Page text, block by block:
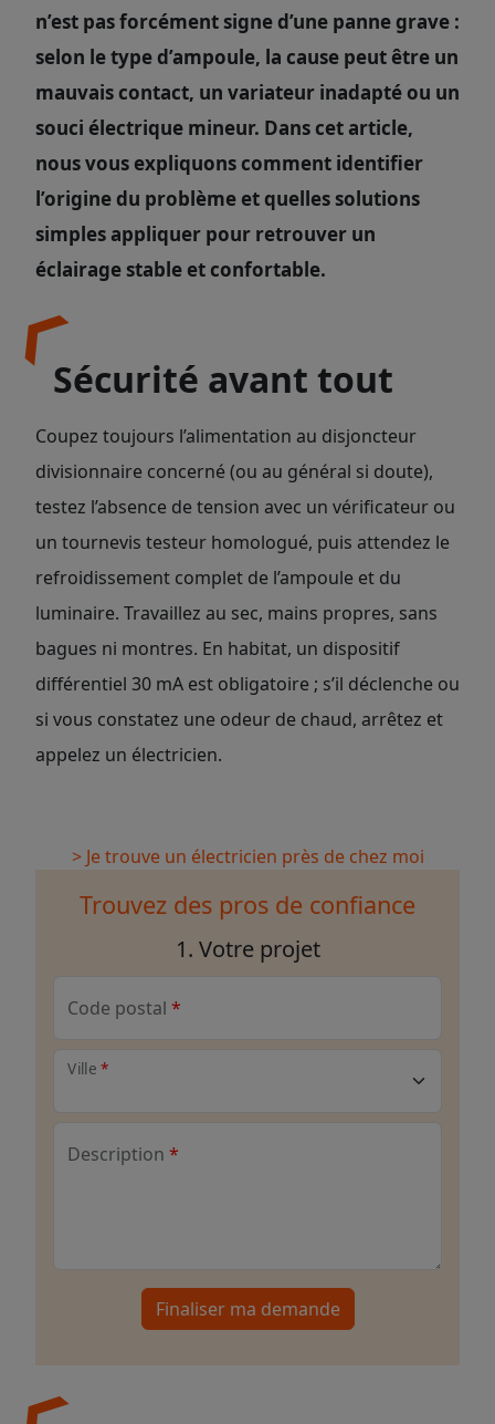
n’est pas forcément signe d’une panne grave :
selon le type d’ampoule, la cause peut être un
mauvais contact, un variateur inadapté ou un
souci électrique mineur. Dans cet article,
nous vous expliquons comment identifier
l’origine du problème et quelles solutions
simples appliquer pour retrouver un
éclairage stable et confortable.
Sécurité avant tout
Coupez toujours l’alimentation au disjoncteur
divisionnaire concerné (ou au général si doute),
testez l’absence de tension avec un vérificateur ou
un tournevis testeur homologué, puis attendez le
refroidissement complet de l’ampoule et du
luminaire. Travaillez au sec, mains propres, sans
bagues ni montres. En habitat, un dispositif
différentiel 30 mA est obligatoire ; s’il déclenche ou
si vous constatez une odeur de chaud, arrêtez et
appelez un électricien.
> Je trouve un électricien près de chez moi
Trouvez des pros de confiance
1. Votre projet
Code postal
Ville
Description
Finaliser ma demande